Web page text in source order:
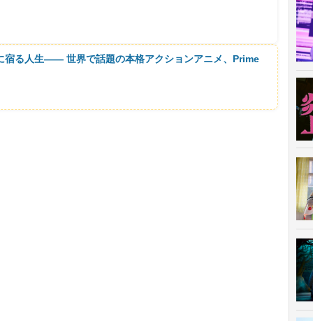
宿る人生―― 世界で話題の本格アクションアニメ、Prime